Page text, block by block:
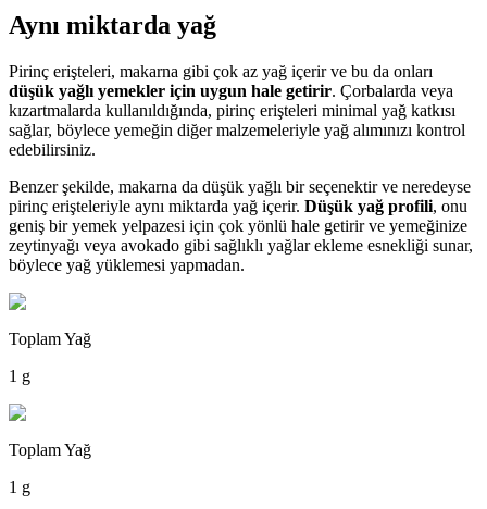
Aynı miktarda yağ
Pirinç erişteleri, makarna gibi çok az yağ içerir ve bu da onları
düşük yağlı yemekler için uygun hale getirir. Çorbalarda veya
kızartmalarda kullanıldığında, pirinç erişteleri minimal yağ katkısı
sağlar, böylece yemeğin diğer malzemeleriyle yağ alımınızı kontrol
edebilirsiniz.
Benzer şekilde, makarna da düşük yağlı bir seçenektir ve neredeyse
pirinç erişteleriyle aynı miktarda yağ içerir. Düşük yağ profili, onu
geniş bir yemek yelpazesi için çok yönlü hale getirir ve yemeğinize
zeytinyağı veya avokado gibi sağlıklı yağlar ekleme esnekliği sunar,
böylece yağ yüklemesi yapmadan.
Toplam Yağ
1 g
Toplam Yağ
1 g